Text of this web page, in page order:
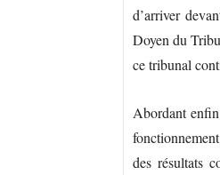
d’arriver
Doyen du
ce tribunal
Abordant
des résultats